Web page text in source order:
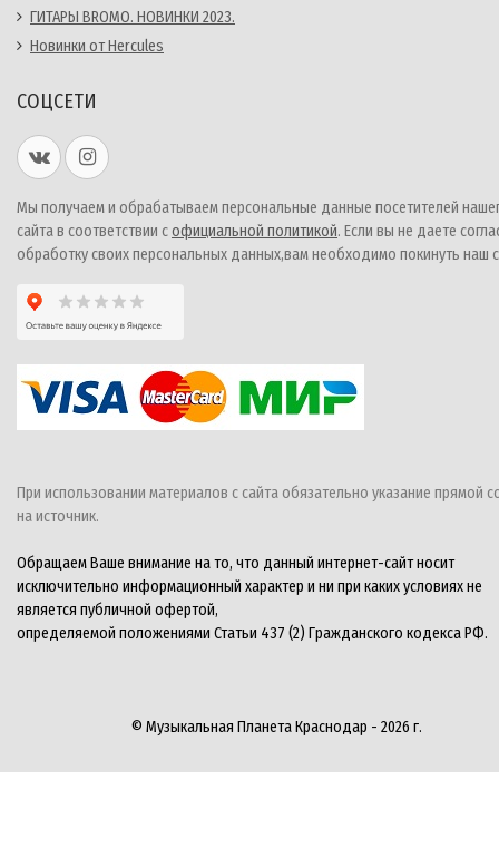
ГИТАРЫ BROMO. НОВИНКИ 2023.
Новинки от Hercules
СОЦСЕТИ
Мы получаем и обрабатываем персональные данные посетителей
сайта в соответствии софициальной политикой. Если вы не даете
обработку своих персональных данных,вам необходимо покинуть наш
При использовании материалов с сайта обязательно указание прямой
на источник.
Обращаем Ваше внимание на то, что данный интернет-сайт носит
исключительно информационный характер и ни при каких условиях не
является публичной офертой,
определяемой положениями Статьи 437 (2) Гражданского кодекса РФ.
© Музыкальная Планета Краснодар - 2026 г.